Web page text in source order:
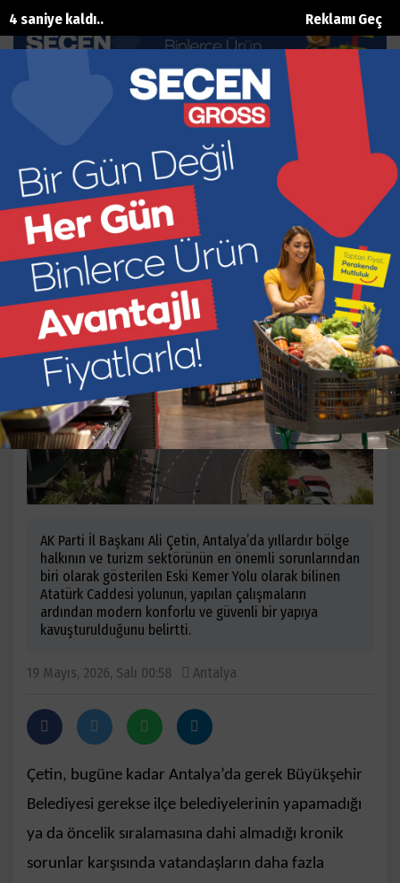
Reklamı Geç
2 saniye kaldı..
Atatürk caddesi konforlu hale
dönüştü
Ana Sayfa Siyaset
AK Parti İl Başkanı Ali Çetin, Antalya’da yıllardır bölge
halkının ve turizm sektörünün en önemli sorunlarından
biri olarak gösterilen Eski Kemer Yolu olarak bilinen
Atatürk Caddesi yolunun, yapılan çalışmaların
ardından modern konforlu ve güvenli bir yapıya
kavuşturulduğunu belirtti.
19 Mayıs, 2026, Salı 00:58 Antalya
Çetin, bugüne kadar Antalya’da gerek Büyükşehir
Belediyesi gerekse ilçe belediyelerinin yapamadığı
ya da öncelik sıralamasına dahi almadığı kronik
sorunlar karşısında vatandaşların daha fazla